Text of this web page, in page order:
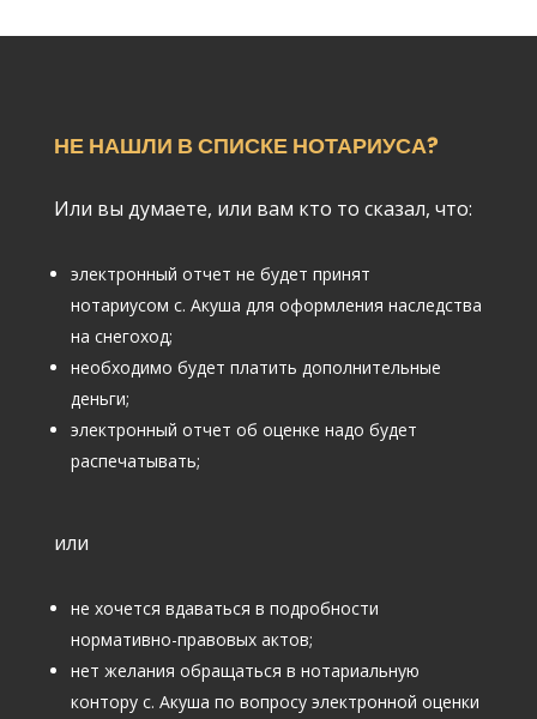
НЕ НАШЛИ В СПИСКЕ НОТАРИУСА?
Или вы думаете, или вам кто то сказал, что:
электронный отчет не будет принят
нотариусом с. Акуша для оформления наследства
на снегоход;
необходимо будет платить дополнительные
деньги;
электронный отчет об оценке надо будет
распечатывать;
или
не хочется вдаваться в подробности
нормативно-правовых актов;
нет желания обращаться в нотариальную
контору с. Акуша по вопросу электронной оценки